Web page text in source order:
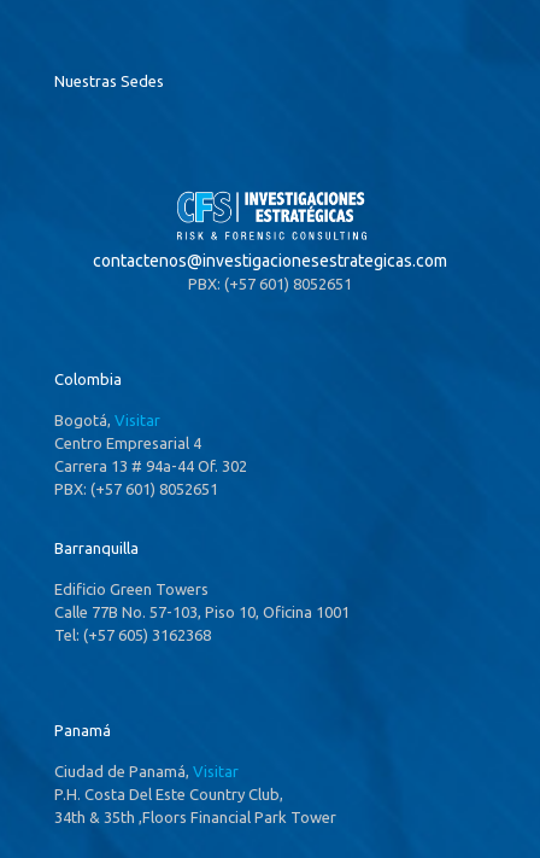
Nuestras Sedes
contactenos@investigacionesestrategicas.com
PBX: (+57 601) 8052651
Colombia
Bogotá, Visitar
Centro Empresarial 4
Carrera 13 # 94a-44 Of. 302
PBX: (+57 601) 8052651
Barranquilla
Edificio Green Towers
Calle 77B No. 57-103, Piso 10, Oficina 1001
Tel: (+57 605) 3162368
Panamá
Ciudad de Panamá, Visitar
P.H. Costa Del Este Country Club,
34th & 35th ,Floors Financial Park Tower